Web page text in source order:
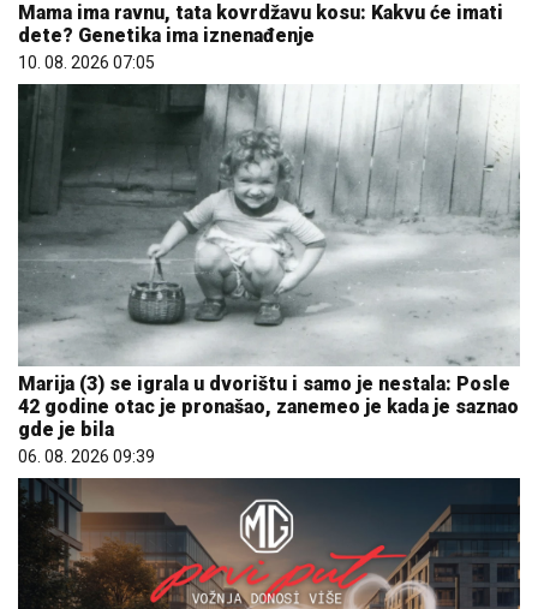
Mama ima ravnu, tata kovrdžavu kosu: Kakvu će imati
dete? Genetika ima iznenađenje
10. 08. 2026 07:05
Marija (3) se igrala u dvorištu i samo je nestala: Posle
42 godine otac je pronašao, zanemeo je kada je saznao
gde je bila
06. 08. 2026 09:39